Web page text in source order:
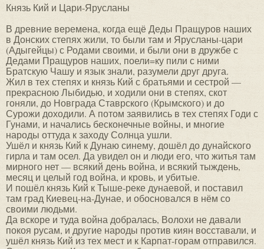
Князь Кий и Цари-Ярусланы
В древние веремена, когда ещё Деды Пращуров наших
в Донских степях жили, то были там и Ярусланы-цари
(Адыгейцы) с Родами своими, и были они в дружбе с
Дедами Пращуров наших, поели=ку пили с ними
Братскую Чашу и язык знали, разумели друг друга.
Жил в тех степях и князь Кий с братьями и сестрой —
прекрасною Лыбидью, и ходили они в степях, скот
гоняли, до Новграда Ставрского (Крымского) и до
Сурожи доходили. А потом заявились в тех степях Годи с
Гунами, и начались бесконечные войны, и многие
народы оттуда к заходу Солнца ушли.
Ушёл и князь Кий к Дунаю синему, дошёл до дунайского
гирла и там осел. Да увидел он и люди его, что житья там
мирного нет — всякий день война, и всякий тыждень,
месяц и целый год война, и кровь, и убитые.
И пошёл князь Кий к Тыше-реке дунаевой, и поставил
там град Киевец-на-Дунае, и обосновался в нём со
своими людьми.
Да вскоре и туда война добралась, Волохи не давали
покоя русам, и другие народы против киян восставали, и
ушёл князь Кий из тех мест и к Карпат-горам отправился.